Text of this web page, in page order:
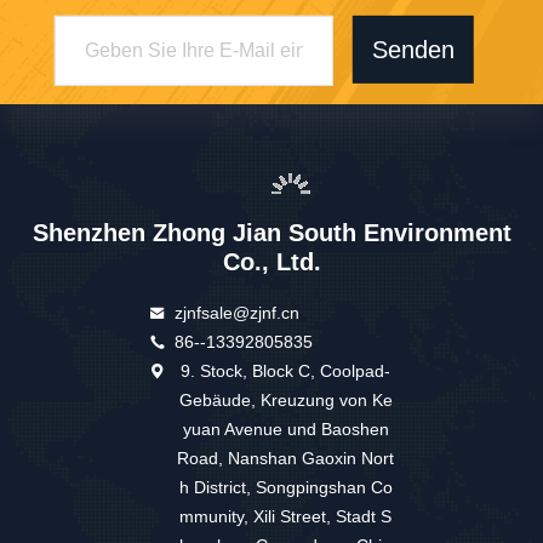
Senden
Shenzhen Zhong Jian South Environment
Co., Ltd.
zjnfsale@zjnf.cn
86--13392805835
9. Stock, Block C, Coolpad-
Gebäude, Kreuzung von Ke
yuan Avenue und Baoshen
Road, Nanshan Gaoxin Nort
h District, Songpingshan Co
mmunity, Xili Street, Stadt S